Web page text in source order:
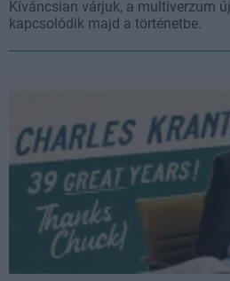
Kíváncsian várjuk, a multiverzum
kapcsolódik majd a történetbe.